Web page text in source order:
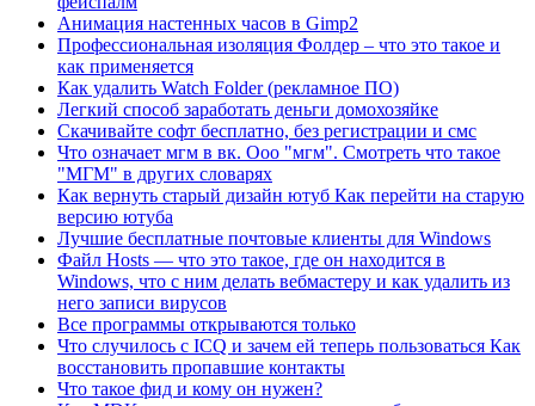
Анимация настенных часов в Gimp2
Профессиональная изоляция Фолдер – что это такое и
как применяется
Как удалить Watch Folder (рекламное ПО)
Легкий способ заработать деньги домохозяйке
Скачивайте софт бесплатно, без регистрации и смс
Что означает мгм в вк. Ооо "мгм". Смотреть что такое
"МГМ" в других словарях
Как вернуть старый дизайн ютуб Как перейти на старую
версию ютуба
Лучшие бесплатные почтовые клиенты для Windows
Файл Hosts — что это такое, где он находится в
Windows, что с ним делать вебмастеру и как удалить из
него записи вирусов
Все программы открываются только
Что случилось с ICQ и зачем ей теперь пользоваться Как
восстановить пропавшие контакты
Что такое фид и кому он нужен?